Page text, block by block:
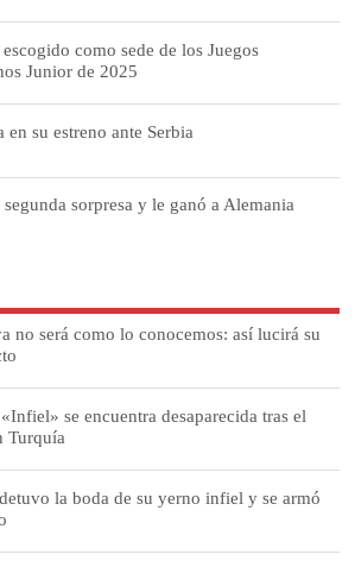
escogido como sede de los Juegos
Junior de 2025
en su estreno ante Serbia
sorpresa y le ganó a Alemania
no será como lo conocemos: así lucirá su
se encuentra desaparecida tras el
Turquía
la boda de su yerno infiel y se armó